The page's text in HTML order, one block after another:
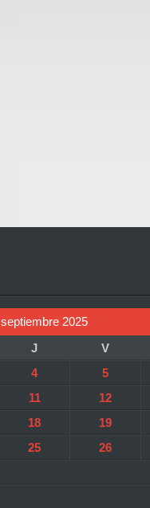
septiembre 2025
J V
4 5
11 12
18 19
25 26